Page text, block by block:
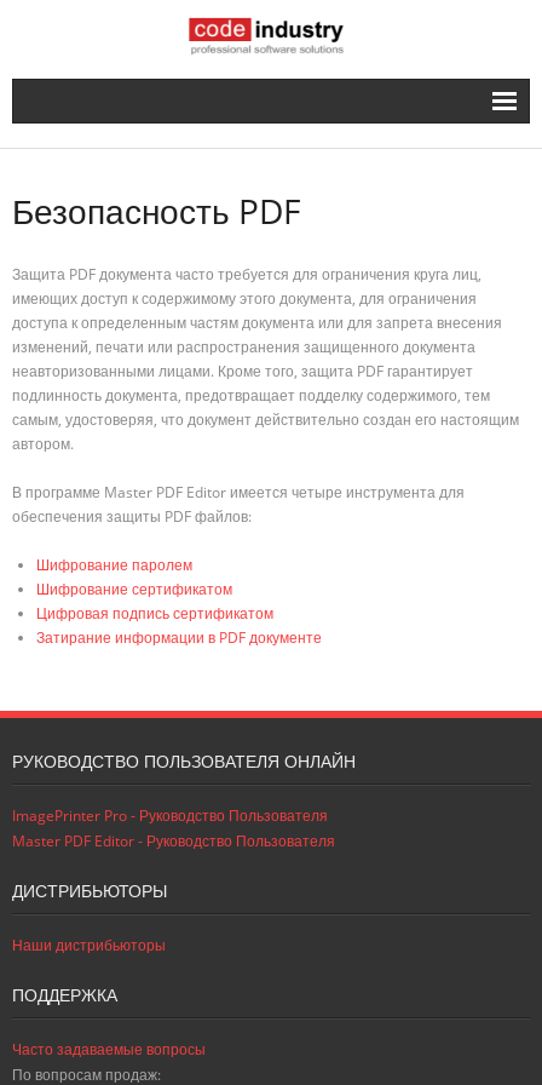
Русский
Безопасность PDF
Защита PDF документа часто требуется для ограничения круга лиц,
имеющих доступ к содержимому этого документа, для ограничения
доступа к определенным частям документа или для запрета внесения
изменений, печати или распространения защищенного документа
неавторизованными лицами. Кроме того, защита PDF гарантирует
подлинность документа, предотвращает подделку содержимого, тем
самым, удостоверяя, что документ действительно создан его настоящим
автором.
В программе Master PDF Editor имеется четыре инструмента для
обеспечения защиты PDF файлов:
Шифрование паролем
Шифрование сертификатом
Цифровая подпись сертификатом
Затирание информации в PDF документе
РУКОВОДСТВО ПОЛЬЗОВАТЕЛЯ ОНЛАЙН
ImagePrinter Pro - Руководство Пользователя
Master PDF Editor - Руководство Пользователя
ДИСТРИБЬЮТОРЫ
Наши дистрибьюторы
ПОДДЕРЖКА
Часто задаваемые вопросы
По вопросам продаж: